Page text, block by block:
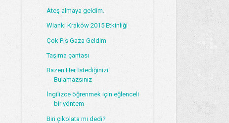
Ateş almaya geldim.
Wianki Kraków 2015 Etkinliği
Çok Pis Gaza Geldim
Taşıma çantası
Bazen Her İstediğinizi
Bulamazsınız
İngilizce öğrenmek için eğlenceli
bir yöntem
Biri çikolata mı dedi?